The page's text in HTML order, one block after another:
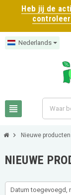
Heb jij de
Nederlands
view_headline
chevron_right Nieuwe producten
NIEUWE
Datum toegevoegd,